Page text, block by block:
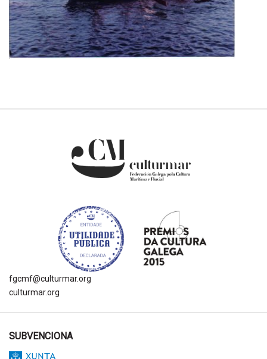
fgcmf@culturmar.org
culturmar.org
SUBVENCIONA